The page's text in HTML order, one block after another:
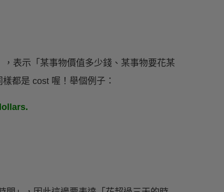
，表示「某事物價值多少錢、某事物要花某
都是 cost 喔！舉個例子：